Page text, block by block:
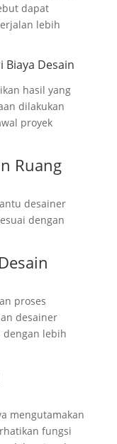
dapat
lebih
Biaya Desain
hasil yang
dilakukan
proyek
Ruang
desainer
dengan
proses
desainer
dengan lebih
mengutamakan
fungsi